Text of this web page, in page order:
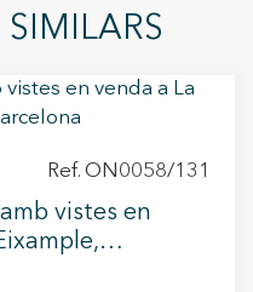
SIMILARS
Ref. ON0058/131
vistes en